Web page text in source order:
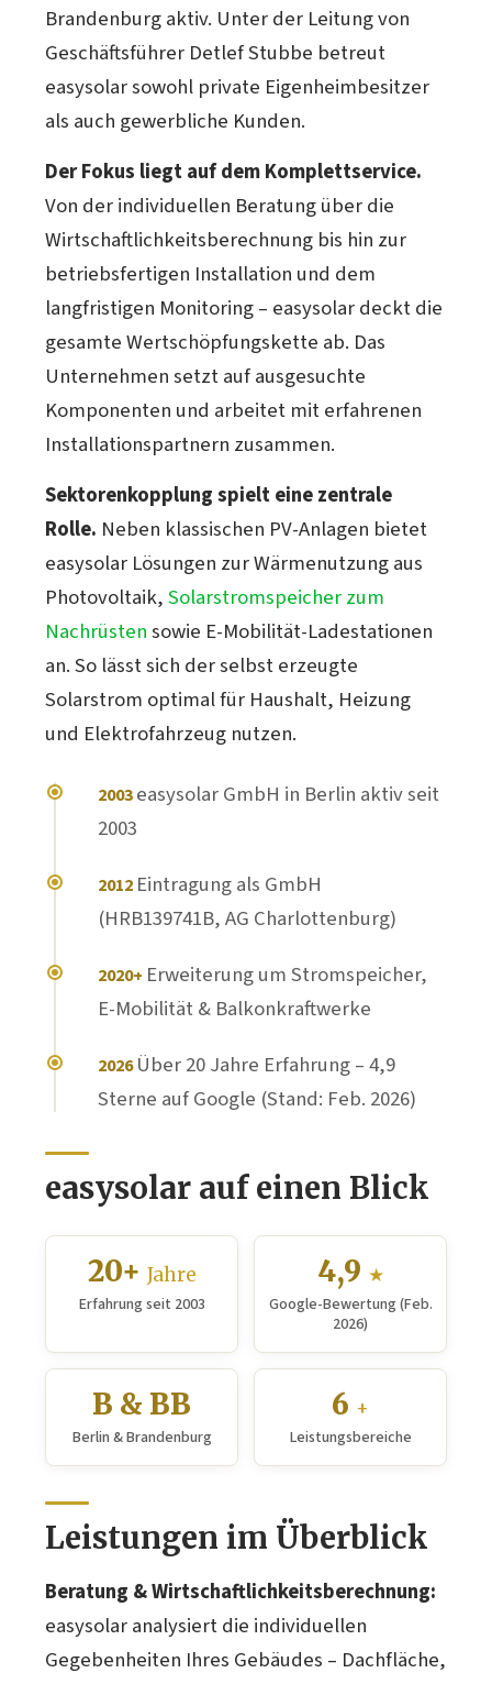
Brandenburg aktiv. Unter der Leitung von
Geschäftsführer Detlef Stubbe betreut
easysolar sowohl private Eigenheimbesitzer
als auch gewerbliche Kunden.
Der Fokus liegt auf dem Komplettservice.
Von der individuellen Beratung über die
Wirtschaftlichkeitsberechnung bis hin zur
betriebsfertigen Installation und dem
langfristigen Monitoring – easysolar deckt die
gesamte Wertschöpfungskette ab. Das
Unternehmen setzt auf ausgesuchte
Komponenten und arbeitet mit erfahrenen
Installationspartnern zusammen.
Sektorenkopplung spielt eine zentrale
Rolle. Neben klassischen PV-Anlagen bietet
easysolar Lösungen zur Wärmenutzung aus
Photovoltaik,Solarstromspeicher zum
Nachrüstensowie E-Mobilität-Ladestationen
an. So lässt sich der selbst erzeugte
Solarstrom optimal für Haushalt, Heizung
und Elektrofahrzeug nutzen.
2003easysolar GmbH in Berlin aktiv seit
2003
2012 Eintragung als GmbH
(HRB139741B, AG Charlottenburg)
2020+ Erweiterung um Stromspeicher,
E-Mobilität & Balkonkraftwerke
2026 Über 20 Jahre Erfahrung – 4,9
Sterne auf Google (Stand: Feb. 2026)
easysolar auf einen Blick
20+ Jahre
Erfahrung seit 2003
4,9 ★
Google-Bewertung (Feb.
2026)
B & BB
Berlin & Brandenburg
6 +
Leistungsbereiche
Leistungen im Überblick
Beratung & Wirtschaftlichkeitsberechnung:
easysolar analysiert die individuellen
Gegebenheiten Ihres Gebäudes – Dachfläche,